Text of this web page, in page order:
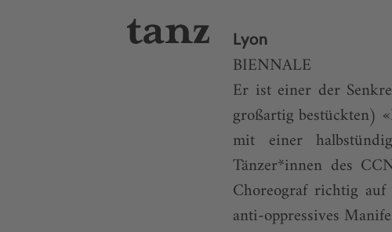
Lyon
BIENNALE
Er ist einer der
großartig bestückten)
mit einer
Tänzer*innen des
Choreograf richtig
anti-oppressives